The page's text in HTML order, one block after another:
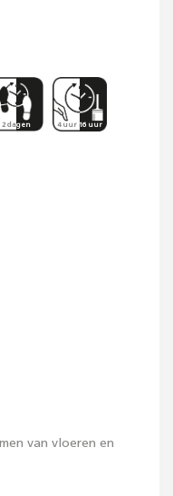
2 dagen 4 uur 16 uur
van vloeren en